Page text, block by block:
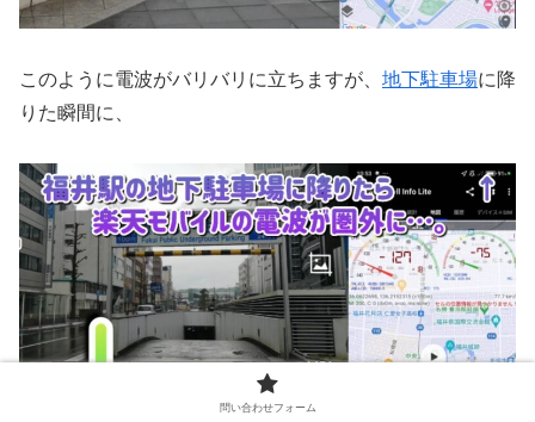
このように電波がバリバリに立ちますが、 地下駐車場に降
りた瞬間に、
問い合わせフォーム